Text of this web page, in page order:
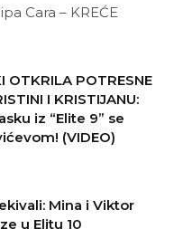
Cara – KREĆE
OTKRILA POTRESNE
I KRISTIJANU:
iz “Elite 9” se
(VIDEO)
Mina i Viktor
u Elitu 10